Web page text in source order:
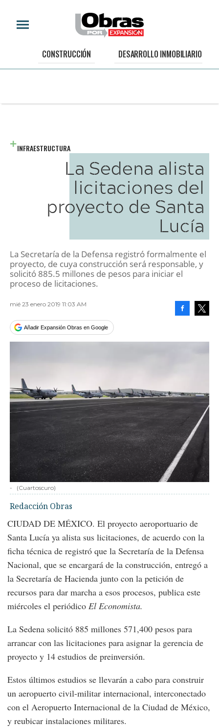
CONSTRUCCIÓN DESARROLLO INMOBILIARIO
INFRAESTRUCTURA
La Sedena alista
licitaciones del
proyecto de Santa
Lucía
La Secretaría de la Defensa registró formalmente el
proyecto, de cuya construcción será responsable, y
solicitó 885.5 millones de pesos para iniciar el
proceso de licitaciones.
mié 23 enero 2019 11:03 AM
Añadir Expansión Obras en Google
- (Cuartoscuro)
Redacción Obras
CIUDAD DE MÉXICO. El proyecto aeroportuario de
Santa Lucía ya alista sus licitaciones, de acuerdo con la
ficha técnica de registró que la Secretaría de la Defensa
Nacional, que se encargará de la construcción, entregó a
la Secretaría de Hacienda junto con la petición de
recursos para dar marcha a esos procesos, publica este
miércoles el periódico El Economista.
La Sedena solicitó 885 millones 571,400 pesos para
arrancar con las licitaciones para asignar la gerencia de
proyecto y 14 estudios de preinversión.
Estos últimos estudios se llevarán a cabo para construir
un aeropuerto civil-militar internacional, interconectado
con el Aeropuerto Internacional de la Ciudad de México,
y reubicar instalaciones militares.